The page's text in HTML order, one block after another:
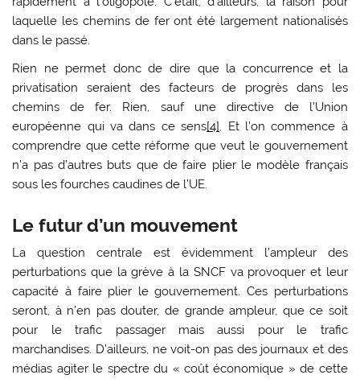
laquelle les chemins de fer ont été largement nationalisés
dans le passé.
Rien ne permet donc de dire que la concurrence et la
privatisation seraient des facteurs de progrès dans les
chemins de fer. Rien, sauf une directive de l’Union
européenne qui va dans ce sens[4]. Et l’on commence à
comprendre que cette réforme que veut le gouvernement
n’a pas d’autres buts que de faire plier le modèle français
sous les fourches caudines de l’UE.
Le futur d’un mouvement
La question centrale est évidemment l’ampleur des
perturbations que la grève à la SNCF va provoquer et leur
capacité à faire plier le gouvernement. Ces perturbations
seront, à n’en pas douter, de grande ampleur, que ce soit
pour le trafic passager mais aussi pour le trafic
marchandises. D’ailleurs, ne voit-on pas des journaux et des
médias agiter le spectre du « coût économique » de cette